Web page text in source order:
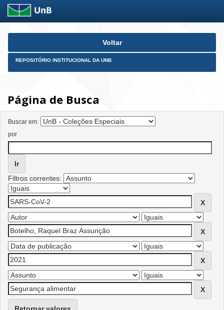
Skip
Voltar
REPOSITÓRIO INSTITUCIONAL DA UNB
Página de Busca
Buscar em:
por
Filtros correntes:
Retornar valores